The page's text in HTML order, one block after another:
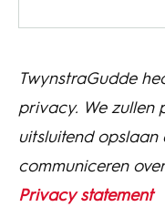
TwynstraGudde
privacy. We zullen
uitsluitend opslaan
communiceren
Privacy statement